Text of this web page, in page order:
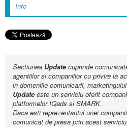
Info
Sectiunea Updatecuprinde
agentiilor si companiilor cu privire la
in domeniile comunicarii,
Updateeste un serviciu oferit
platformelor IQads si SMARK.
Daca esti reprezentantul unei
comunicat de presa prin acest